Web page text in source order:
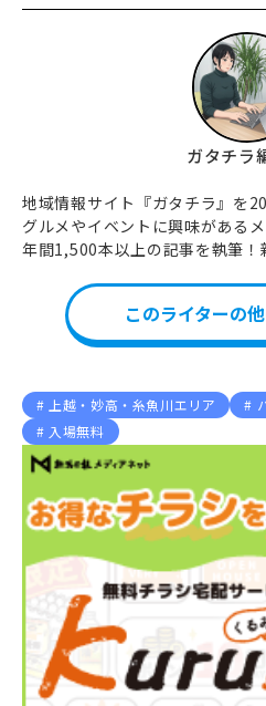
ガタチラ
地域情報サイト『ガタチラ』を
グルメやイベントに興味がある
年間1,500本以上の記事を執筆
このライターの
上越・妙高・糸魚川エリア
入場無料